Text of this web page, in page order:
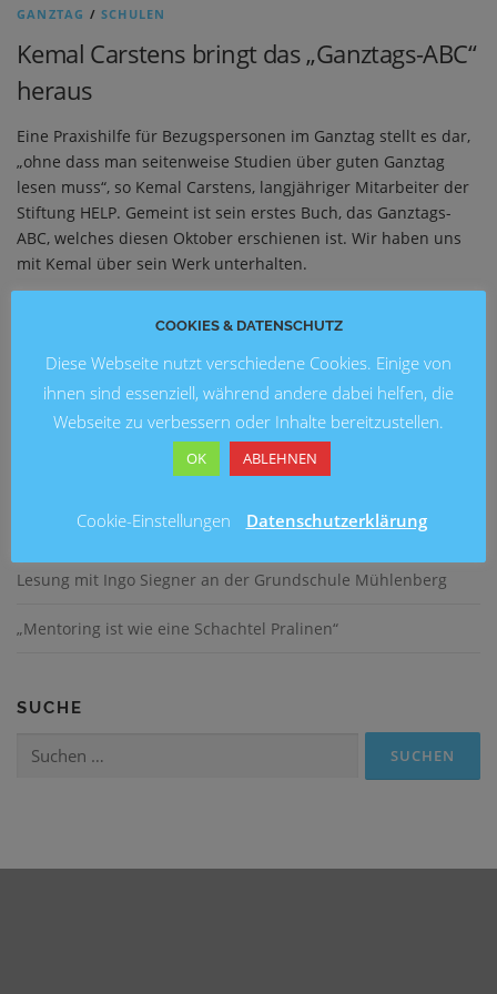
GANZTAG /SCHULEN
Kemal Carstens bringt das „Ganztags-ABC“
heraus
Eine Praxishilfe für Bezugspersonen im Ganztag stellt es dar,
„ohne dass man seitenweise Studien über guten Ganztag
lesen muss“, so Kemal Carstens, langjähriger Mitarbeiter der
Stiftung HELP. Gemeint ist sein erstes Buch, das Ganztags-
ABC, welches diesen Oktober erschienen ist. Wir haben uns
mit Kemal über sein Werk unterhalten.
NEUESTE BEITRÄGE
Blick in die Zukunft: Kunstausstellung 2026 an der
Grundschule Marienwerder
Ein fröhliches Schulfest an der Brüder-Grimm-Schule
Fußballturnier am Entenfang
Lesung mit Ingo Siegner an der Grundschule Mühlenberg
„Mentoring ist wie eine Schachtel Pralinen“
SUCHE
Suchen
COOKIES & DATENSCHUTZ
Diese Webseite nutzt verschiedene Cookies. Einige von
ihnen sind essenziell, während andere dabei helfen, die
Webseite zu verbessern oder Inhalte bereitzustellen.
OK ABLEHNEN
Cookie-Einstellungen Datenschutzerklärung